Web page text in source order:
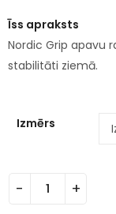
Īss apraksts
Nordic Grip apavu
stabilitāti ziemā.
Izmērs